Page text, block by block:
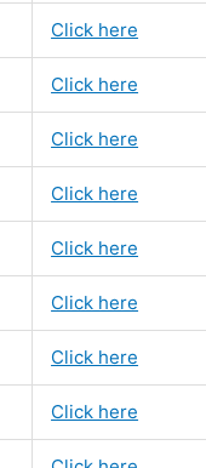
Click here
Click here
Click here
Click here
Click here
Click here
Click here
Click here